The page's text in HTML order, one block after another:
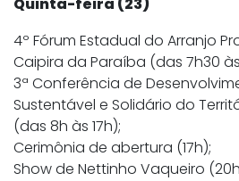
Quinta-feira (23)
4º Fórum Estadual do Arranjo
Caipira da Paraíba (das 7h30 às
3ª Conferência de
Sustentável e Solidário do
(das 8h às 17h);
Cerimônia de abertura (17h);
Show de Nettinho Vaqueiro